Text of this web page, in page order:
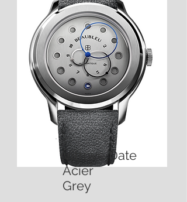
Vitruve Date
Acier
Grey